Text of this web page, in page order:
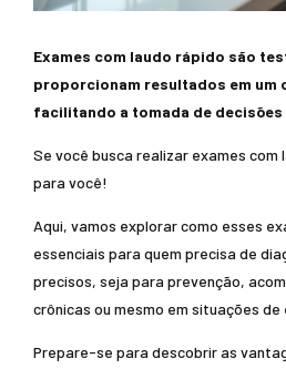
Exames com laudo rápido são
proporcionam resultados em um
facilitando a tomada de decisões
Se você busca realizar exames
para você!
Aqui, vamos explorar como esses
essenciais para quem precisa de
precisos, seja para prevenção,
crônicas ou mesmo em situações de
Prepare-se para descobrir as